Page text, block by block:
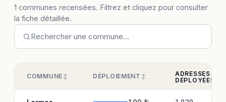
1 communes recensées. Filtrez et cliquez pour consulter
la fiche détaillée.
COMMUNE DÉPLOIEMENT
ADRESSES
DÉPLOYÉES